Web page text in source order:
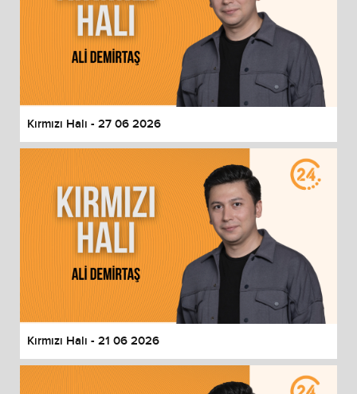
Kırmızı Halı - 27 06 2026
Kırmızı Halı - 21 06 2026